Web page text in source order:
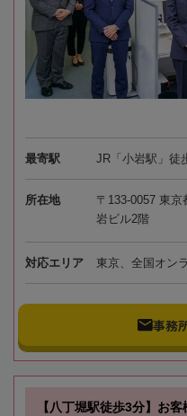
最寄駅 JR「小岩駅」徒
所在地
〒133-0057 東
岩ビル2階
対応エリア 東京、全国オン
事務
【八丁堀駅徒歩3分】お